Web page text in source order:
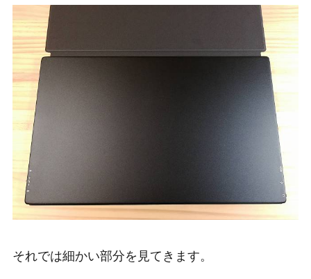
それでは細かい部分を見てきます。